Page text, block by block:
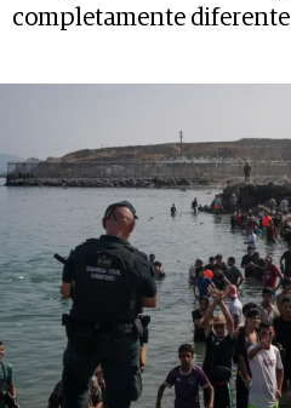
completamente diferente